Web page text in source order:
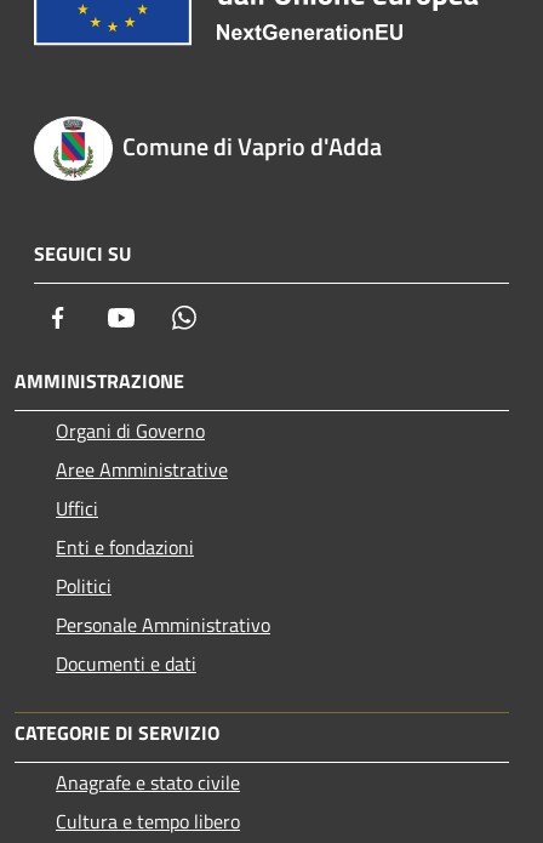
Comune di Vaprio d'Adda
SEGUICI SU
Facebook Youtube
AMMINISTRAZIONE
Organi di Governo
Aree Amministrative
Uffici
Enti e fondazioni
Politici
Personale Amministrativo
Documenti e dati
CATEGORIE DI SERVIZIO
Anagrafe e stato civile
Cultura e tempo libero